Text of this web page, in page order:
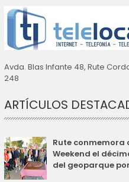
Avda. Blas Infante 48, Rute
248
ARTÍCULOS
Rute conmemora
Weekend el
del geoparque